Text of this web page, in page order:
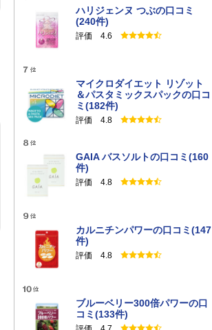
ハリジェンヌ つぶの口コミ
(240件)
評価 4.6
マイクロダイエット リゾット
＆パスタミックスパックの口コ
ミ(182件)
評価 4.8
GAIA バスソルトの口コミ(160
件)
評価 4.8
カルニチンパワーの口コミ(147
件)
評価 4.8
ブルーベリー300倍パワーの口
コミ(133件)